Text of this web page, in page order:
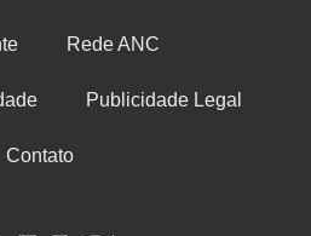
Rede ANC
Publicidade Legal
Contato